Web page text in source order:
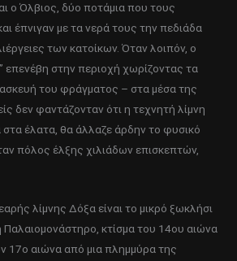
ο Όλβιος, δύο ποτάμια που τους
έπνιγαν με τα νερά τους την πεδιάδα
των κατοίκων. Όταν λοιπόν, ο
επενέβη στην περιοχή χωρίζοντας τα
του φράγματος – στα μέσα της
δεν φαντάζονταν ότι η τεχνητή λίμνη
έλατα, θα άλλαζε άρδην το φυσικό
πόλος έλξης χιλιάδων επισκεπτών,
λίμνης Δόξα είναι το μικρό ξωκλήσι
κτίσμα του 14ου αιώνα
17ο αιώνα από μια πλημμύρα της